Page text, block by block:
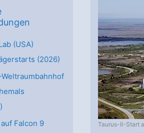
(USA)
(2026)
Weltraumbahnhof
Falcon 9
Taurus-II-Start